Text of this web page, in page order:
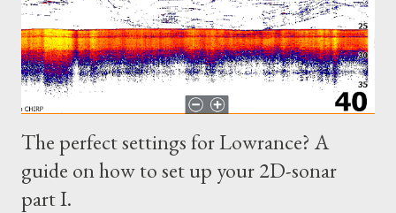
The perfect settings for Lowrance? A
guide on how to set up your 2D-sonar
part I.